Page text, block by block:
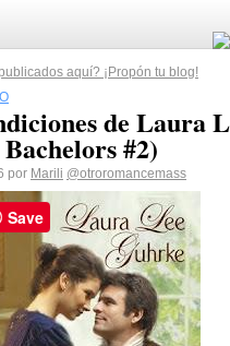
aquí? ¡Propón tu blog!
de Laura
#2)
por Marili @otroromancemass
Save